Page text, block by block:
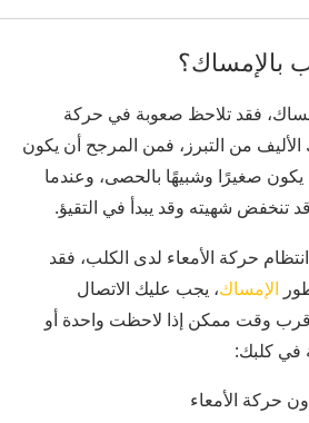
بالإمساك؟
فقد تلاحظ صعوبة في حركة
الأليف من التبرز، فمن المرجح أن يكون
يكون صغيرًا وشبيهًا بالحصى، وعندما
تنخفض شهيته وقد يبدأ في التقيؤ.
حركة الأمعاء لدى الكلب، فقد
الإمساك، يجب عليك الاتصال
وقت ممكن إذا لاحظت واحدة أو
في كلبك:
حركة الأمعاء